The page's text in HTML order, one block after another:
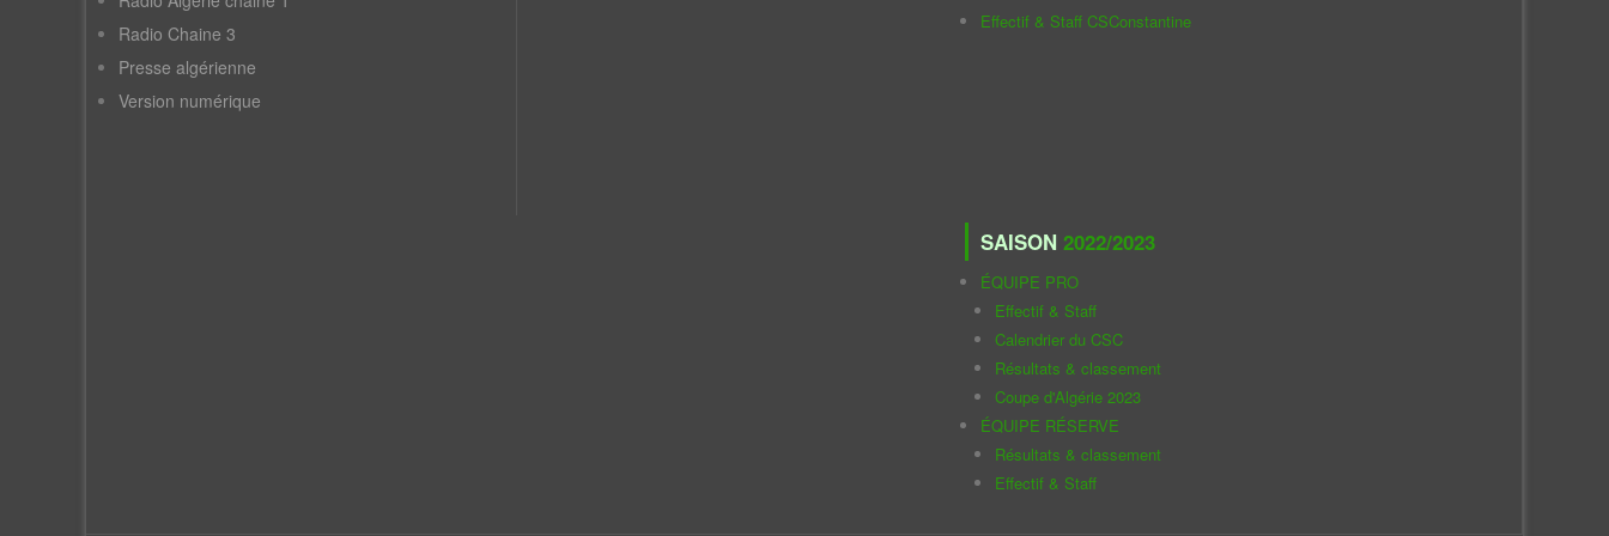
Radio Chaine 3
Presse algérienne
Version numérique
Effectif & Staff CSConstantine
SAISON 2022/2023
ÉQUIPE PRO
Effectif & Staff
Calendrier du CSC
Résultats & classement
Coupe d'Algérie 2023
ÉQUIPE RÉSERVE
Résultats & classement
Effectif & Staff